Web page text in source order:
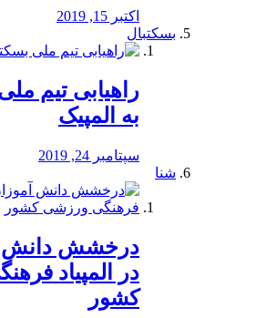
اکتبر 15, 2019
بسکتبال
راهیابی تیم
به المپیک
سپتامبر 24, 2019
شنا
درخشش دانش
در المپیاد
کشور